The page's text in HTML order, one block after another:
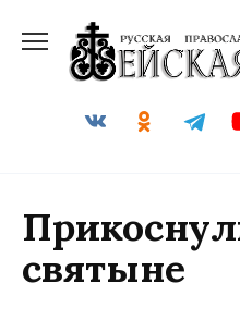
содержанию
святыне